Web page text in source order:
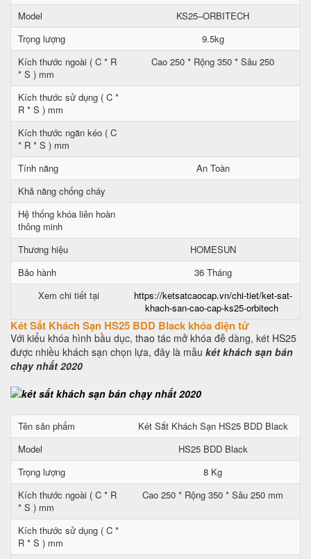
Model
KS25–ORBITECH
Trọng lượng
9.5kg
Kích thước ngoài ( C * R
* S ) mm
Cao 250 * Rộng 350 * Sâu 250
Kích thước sử dụng ( C *
R * S ) mm
Kích thước ngăn kéo ( C
* R * S ) mm
Tính năng
An Toàn
Khả năng chống cháy
Hệ thống khóa liên hoàn
thông minh
Thương hiệu
HOMESUN
Bảo hành
36 Tháng
Xem chi tiết tại
https://ketsatcaocap.vn/chi-tiet/ket-sat-
khach-san-cao-cap-ks25-orbitech
Két Sắt Khách Sạn HS25 BDD Black khóa điện tử
Với kiểu khóa hình bầu dục, thao tác mở khóa đễ dàng, két HS25
được nhiều khách sạn chọn lựa, đây là mẫu két khách sạn bán
chạy nhất 2020
Tên sản phẩm
Két Sắt Khách Sạn HS25 BDD Black
Model
HS25 BDD Black
Trọng lượng
8 Kg
Kích thước ngoài ( C * R
* S ) mm
Cao 250 * Rộng 350 * Sâu 250 mm
Kích thước sử dụng ( C *
R * S ) mm